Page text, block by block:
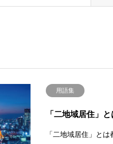
用語集
「二地域居住」
「二地域居住」と